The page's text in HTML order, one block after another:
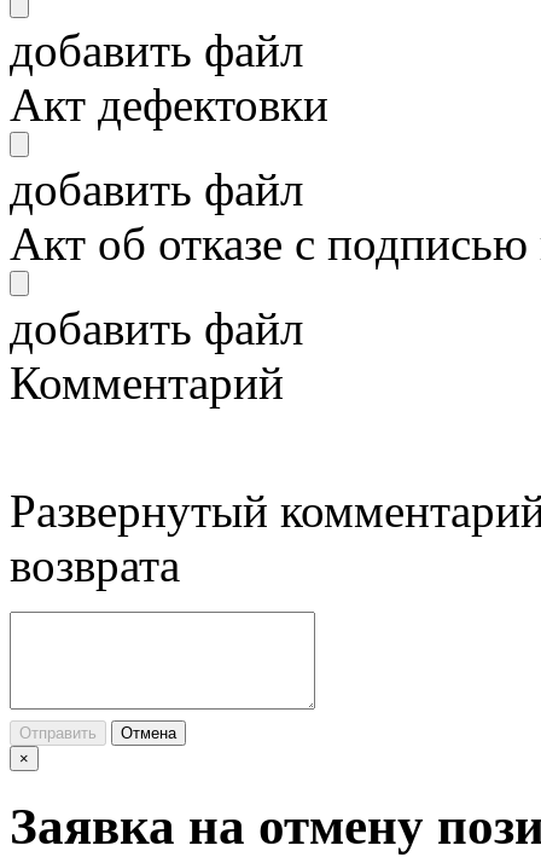
добавить файл
Акт дефектовки
добавить файл
Акт об отказе с
добавить файл
Комментарий
Развернутый
возврата
Отправить
Отмена
×
Заявка на отмену